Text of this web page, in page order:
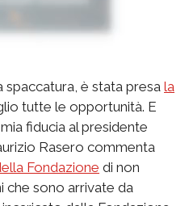
spaccatura, è stata presa la
tutte le opportunità. E
fiducia al presidente
Rasero commenta
Fondazione di non
che sono arrivate da